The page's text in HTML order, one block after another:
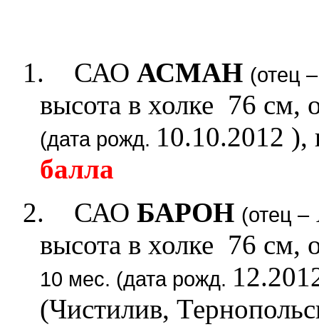
1. САО АСМАН (отец –
высота в холке 76 см,
(дата рожд. 10.10.2012 ),
балла
2.
САО БАРОН (отец –
высота в холке 76 см,
10 мес. (дата рожд.
(Чистилив,